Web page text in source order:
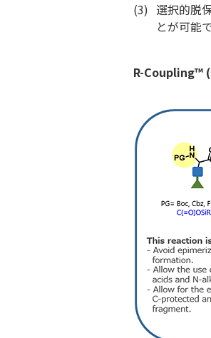
(3) 選択的脱
とが可能
R-Coupling™ (